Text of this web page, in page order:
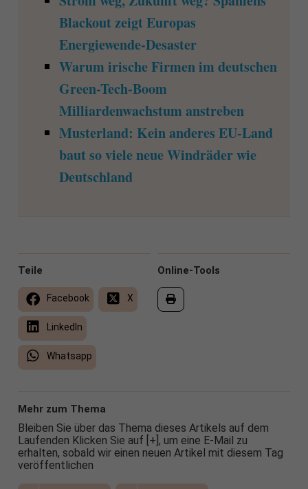
Blackout zeigt Europas
Energiewende-Desaster
Warum irische Firmen im deutschen
Green-Tech-Boom
Milliardenwachstum anstreben
Musterland: Kein anderes EU-Land
baut so viele neue Windräder wie
Deutschland
Online-Tools
Teile
Facebook X
LinkedIn
Whatsapp
Mehr zum Thema
Bleiben Sie über das Thema dieses Artikels auf dem
Laufenden Klicken Sie auf [+], um eine E-Mail zu
erhalten, sobald wir einen neuen Artikel mit diesem Tag
veröffentlichen